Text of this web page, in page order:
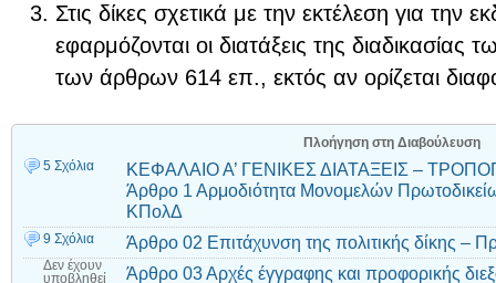
Στις δίκες σχετικά με την εκτέλεση για την
εφαρμόζονται οι διατάξεις της
των άρθρων 614 επ., εκτός αν ορίζεται
Πλοήγηση στη Διαβούλευση
5 Σχόλια
ΚΕΦΑΛΑΙΟ Α’ ΓΕΝΙΚΕΣ ΔΙΑΤΑΞΕΙΣ –
Άρθρο 1 Αρμοδιότητα Μονομελών
ΚΠολΔ
9 Σχόλια Άρθρο 02 Επιτάχυνση της πολιτικής δίκης
Δεν έχουν
υποβληθεί
Άρθρο 03 Αρχές έγγραφης και προφορικής